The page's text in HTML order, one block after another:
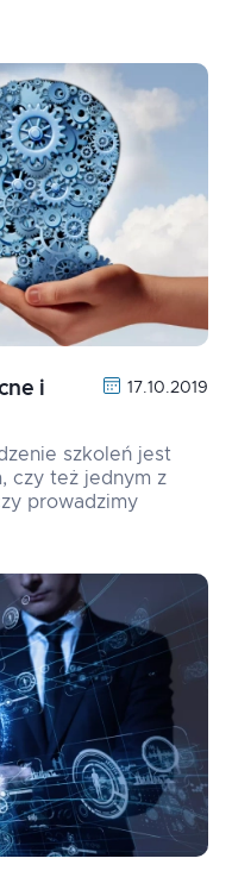
i
17.10.2019
szkoleń jest
czy też jednym z
prowadzimy